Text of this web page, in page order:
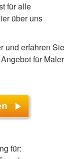
für alle
über uns
und erfahren Sie
für Maler
für: